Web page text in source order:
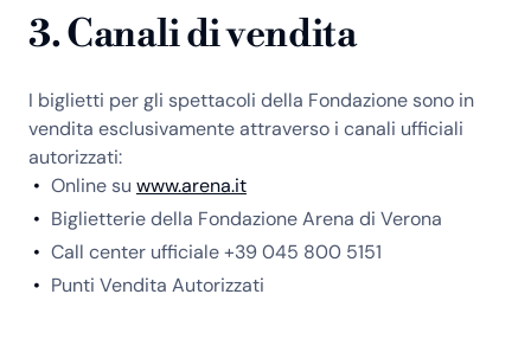
3. Canali di vendita
I biglietti per gli spettacoli della Fondazione sono in
vendita esclusivamente attraverso i canali ufficiali
autorizzati:
Online su www.arena.it
Biglietterie della Fondazione Arena di Verona
Call center ufficiale +39 045 800 5151
Punti Vendita Autorizzati